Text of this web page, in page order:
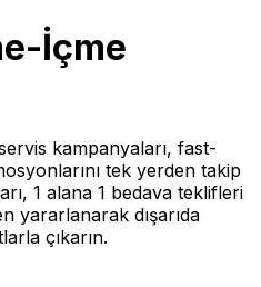
İçme
kampanyaları, fast-
tek yerden takip
1 alana 1 bedava teklifleri
yararlanarak dışarıda
çıkarın.